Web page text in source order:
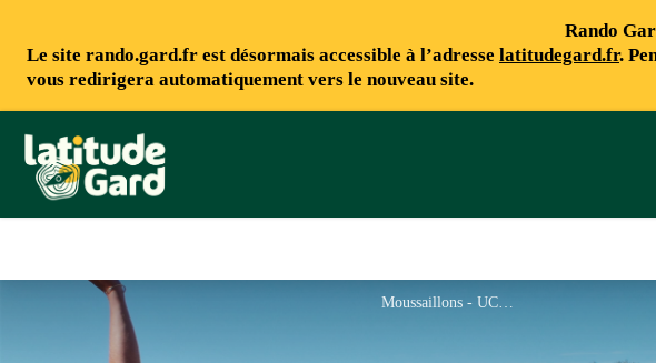
Rando
Le site rando.gard.fr est désormais accessible à l’adresse latitudegard.fr.
vous redirigera automatiquement vers le nouveau site.
Rando Gard
Moussaillons - UCPA